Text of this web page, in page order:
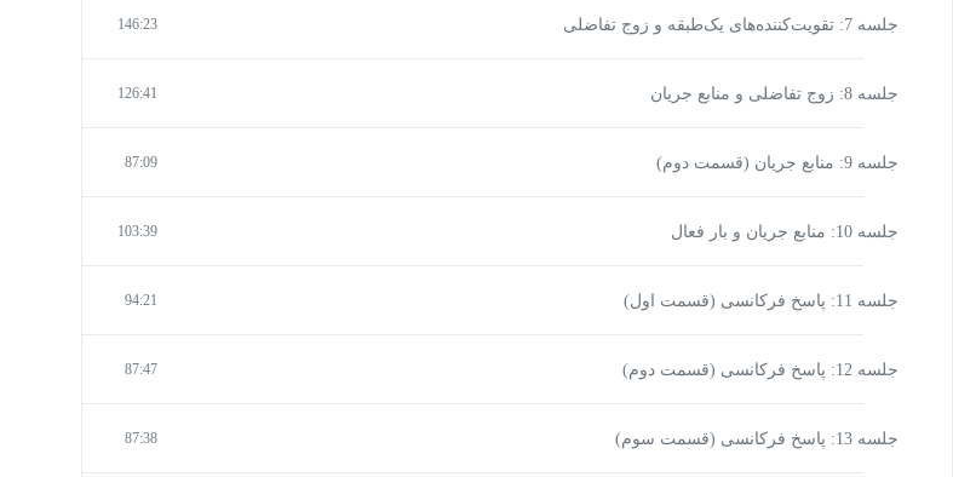
جلسه 7: تقویت‌کننده‌های یک‌طبقه و زوج تفاضلی 146:23
جلسه 8: زوج تفاضلی و منابع جریان 126:41
جلسه 9: منابع جریان (قسمت دوم) 87:09
جلسه 10: منابع جریان و بار فعال 103:39
جلسه 11: پاسخ فرکانسی (قسمت اول) 94:21
جلسه 12: پاسخ فرکانسی (قسمت دوم) 87:47
جلسه 13: پاسخ فرکانسی (قسمت سوم) 87:38